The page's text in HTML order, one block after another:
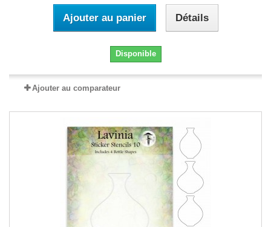
Ajouter au panier Détails
Disponible
Ajouter au comparateur